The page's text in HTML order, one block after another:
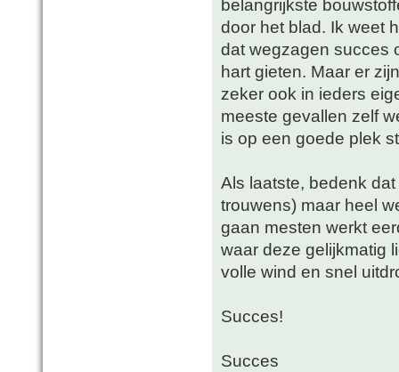
belangrijkste
door het blad. Ik weet
dat wegzagen succes
hart gieten. Maar er
zeker ook in ieders
meeste gevallen zelf
is op een goede plek
Als laatste, bedenk
trouwens) maar heel
gaan mesten werkt
waar deze gelijkmatig
volle wind en snel
Succes!
Succes